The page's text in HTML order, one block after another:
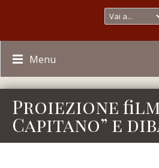
Menu
Proiezione
Capitano” e